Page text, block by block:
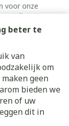
beter te
van
om
geen
bieden we
of uw
dit in
voor onze
policy.